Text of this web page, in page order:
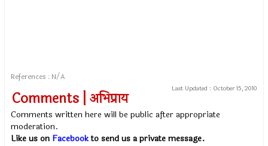
References : N/A
Last Updated : October 15, 2010
Comments | अभिप्राय
Comments written here will be public after appropriate
moderation.
Like us on Facebookto send us a private message.